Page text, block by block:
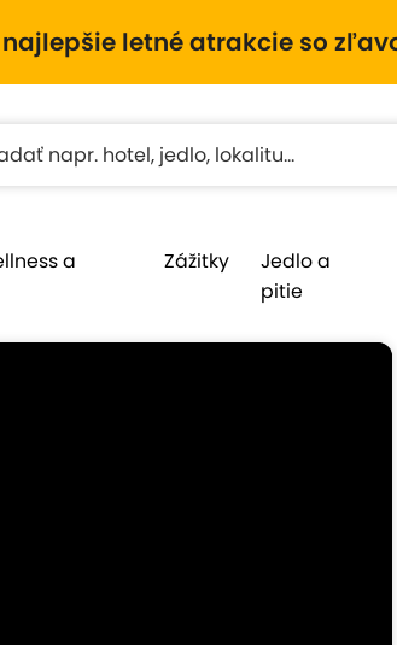
letné atrakcie so
a
Zážitky
Jedlo a
pitie